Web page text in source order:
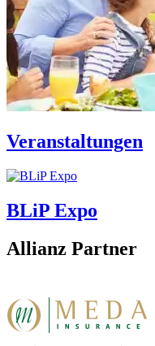
Veranstaltungen
BLiP Expo
Allianz Partner